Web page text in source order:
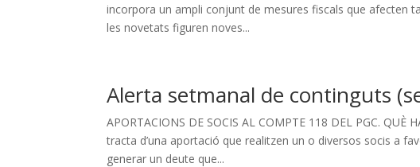
incorpora un ampli conjunt de mesures fiscals que afecten
les novetats figuren noves...
Alerta setmanal de continguts
APORTACIONS DE SOCIS AL COMPTE 118 DEL PGC. QUÈ
tracta d’una aportació que realitzen un o diversos socis a
generar un deute que...